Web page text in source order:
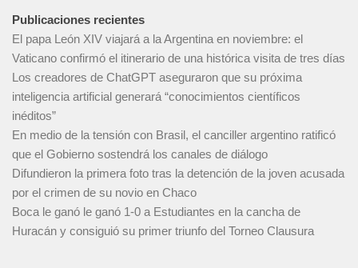
Publicaciones recientes
El papa León XIV viajará a la Argentina en noviembre: el
Vaticano confirmó el itinerario de una histórica visita de tres días
Los creadores de ChatGPT aseguraron que su próxima
inteligencia artificial generará “conocimientos científicos
inéditos”
En medio de la tensión con Brasil, el canciller argentino ratificó
que el Gobierno sostendrá los canales de diálogo
Difundieron la primera foto tras la detención de la joven acusada
por el crimen de su novio en Chaco
Boca le ganó le ganó 1-0 a Estudiantes en la cancha de
Huracán y consiguió su primer triunfo del Torneo Clausura